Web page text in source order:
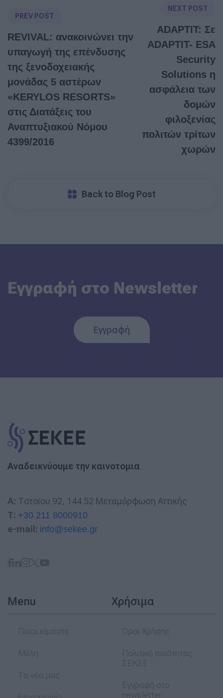
PREV POST
REVIVAL: ανακοινώνει την
υπαγωγή της επένδυσης
της ξενοδοχειακής
μονάδας 5 αστέρων
«KERYLOS RESORTS»
στις Διατάξεις του
Αναπτυξιακού Νόμου
4399/2016
NEXT POST
ADAPTIT: Σε
ADAPTIT- ΕSA
Security
Solutions η
ασφάλεια των
δομών
φιλοξενίας
πολιτών τρίτων
χωρών
Back to Blog Post
Εγγραφή στο Newsletter
Εγγραφή
Αναδεικνύουμε την καινοτομια
A: Τατοϊου 92, 144 52 Μεταμόρφωση Αττικής
T: +30 211 8000910
e-mail: info@sekee.gr
Menu Χρήσιμα